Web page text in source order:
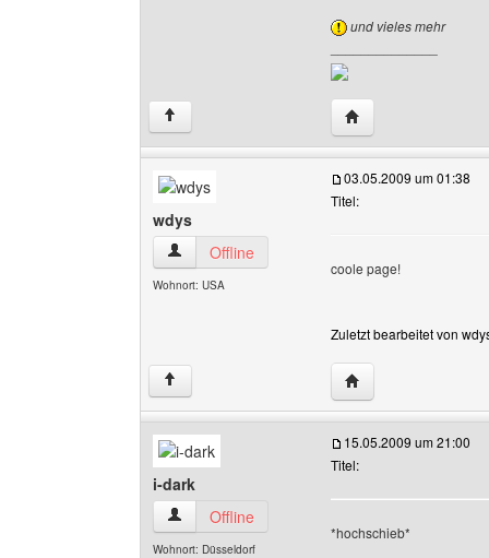
und vieles mehr
↑ Website dieses
wdys
wdys Benutzer-Profile anzeigen
Offline
Wohnort: USA
03.05.2009 um 01:38
Titel:
coole page!
Zuletzt bearbeitet von
↑ Website dieses
i-dark
i-dark Benutzer-Profile anzeigen
Offline
Wohnort: Düsseldorf
15.05.2009 um 21:00
Titel:
*hochschieb*